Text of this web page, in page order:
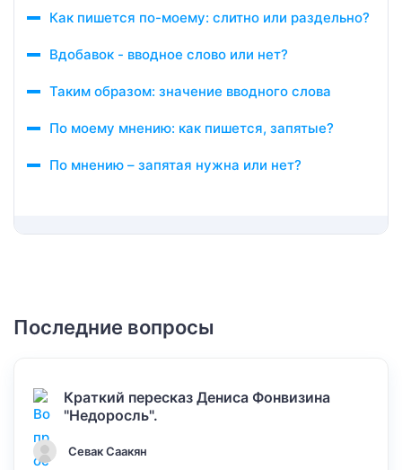
Как пишется по-моему: слитно или раздельно?
Вдобавок - вводное слово или нет?
Таким образом: значение вводного слова
По моему мнению: как пишется, запятые?
По мнению – запятая нужна или нет?
Последние вопросы
Краткий пересказ Дениса Фонвизина
"Недоросль".
Севак Саакян